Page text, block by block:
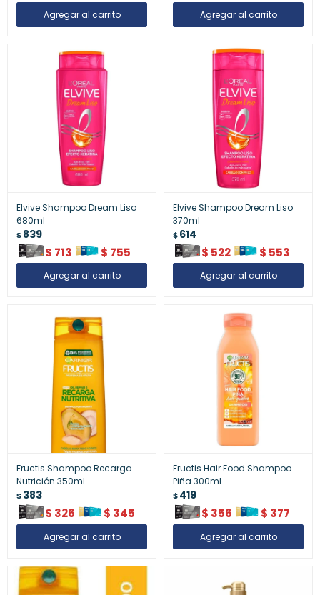
Elvive Shampoo Dream Liso
680ml
$839
$ 713 $ 755
Elvive Shampoo Dream Liso
370ml
$614
$ 522 $ 553
Fructis Shampoo Recarga
Nutrición 350ml
$383
$ 326 $ 345
Fructis Hair Food Shampoo
Piña 300ml
$419
$ 356 $ 377